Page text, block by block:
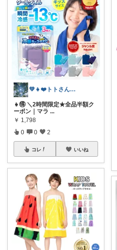
💚👧❤️トトさん 8月🥵
👧🉐 ＼2時間限定★全品半額ク
ーポン｜マラ ...
￥ 1,798
0 0 2
コレ いいね